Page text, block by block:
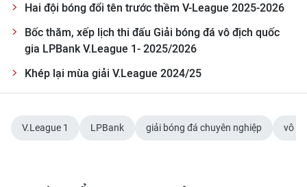
Hai đội bóng đổi tên trước thềm V-League 2025-2026
Bốc thăm, xếp lịch thi đấu Giải bóng đá vô địch quốc
gia LPBank V.League 1- 2025/2026
Khép lại mùa giải V.League 2024/25
V.League 1 LPBank giải bóng đá chuyên nghiệp vô